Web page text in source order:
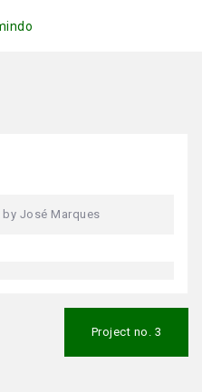
by José Marques
Project no. 3